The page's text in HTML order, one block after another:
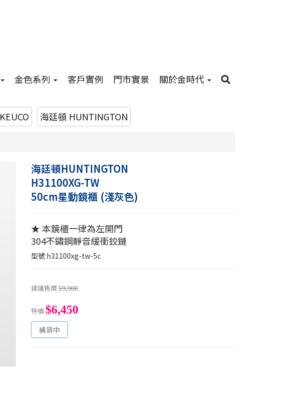
金色系列 客戶實例 門市實景 關於金時代
KEUCO 海廷頓 HUNTINGTON
海廷頓HUNTINGTON
H31100XG-TW
50cm星動鏡櫃 (淺灰色)
★ 本鏡櫃一律為左開門
304不鏽鋼靜音緩衝鉸鏈
型號h31100xg-tw-5c
建議售價$9,900
特價$6,450
補貨中